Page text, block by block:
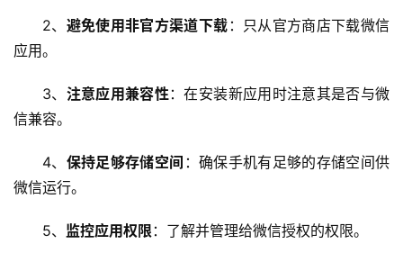
运
维
网
络
2、 避免使用非官方渠道下载 ：只从官方商店下载微信
应用。
3、 注意应用兼容性：在安装新应用时注意其是否与微
信兼容。
4、 保持足够存储空间 ：确保手机有足够的存储空间供
微信运行。
5、 监控应用权限 ：了解并管理给微信授权的权限。